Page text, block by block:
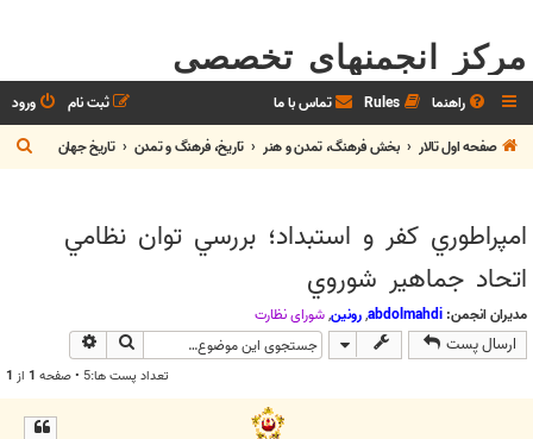
مرکز انجمنهای تخصصی
راهنما Rules تماس با ما ورود
ثبت نام
صفحه اول تالار
بخش فرهنگ، تمدن و هنر تاريخ، فرهنگ و تمدن تاريخ جهان
س
امپراطوري كفر و استبداد؛ بررسي توان نظامي
اتحاد جماهير شوروي
مدیران انجمن: abdolmahdi
,رونین,شوراي نظارت
ارسال پست جستجو
تعداد پست ها:5 • صفحه 1 از 1